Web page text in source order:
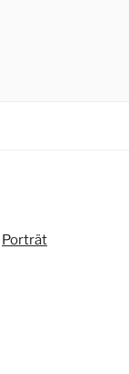
Porträt